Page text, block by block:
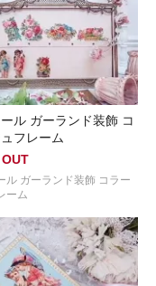
ル ガーランド装飾 コ
フレーム
ル ガーランド装飾 コラー
ーム